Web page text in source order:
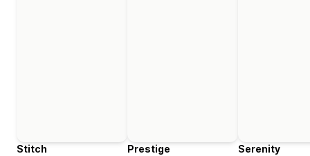
Stitch
Prestige
Serenity